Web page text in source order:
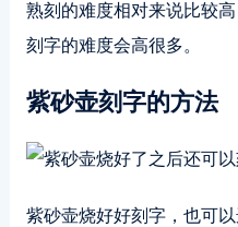
熟刻的难度相对来说比较
刻字的难度会高很多。
紫砂壶刻字的方法
紫砂壶烧好好刻字，也可